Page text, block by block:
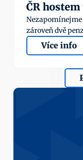
ČR
zároveň dvě
Více info